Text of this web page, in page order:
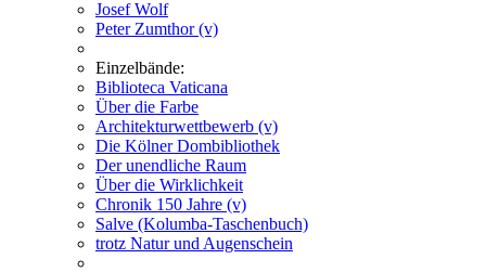
Josef Wolf
Peter Zumthor (v)
Einzelbände:
Biblioteca Vaticana
Über die Farbe
Architekturwettbewerb (v)
Die Kölner Dombibliothek
Der unendliche Raum
Über die Wirklichkeit
Chronik 150 Jahre (v)
Salve (Kolumba-Taschenbuch)
trotz Natur und Augenschein